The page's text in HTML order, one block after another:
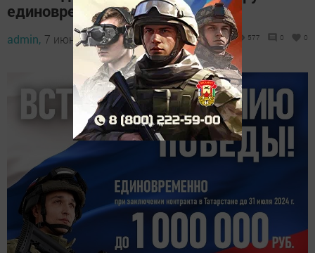
единовременно
admin, 7 июня 2024 - 09:03 577 0 0